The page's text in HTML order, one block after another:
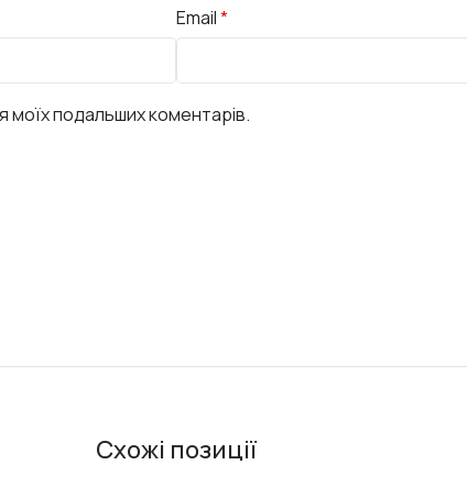
Email*
моїх подальших коментарів.
Схожі позиції